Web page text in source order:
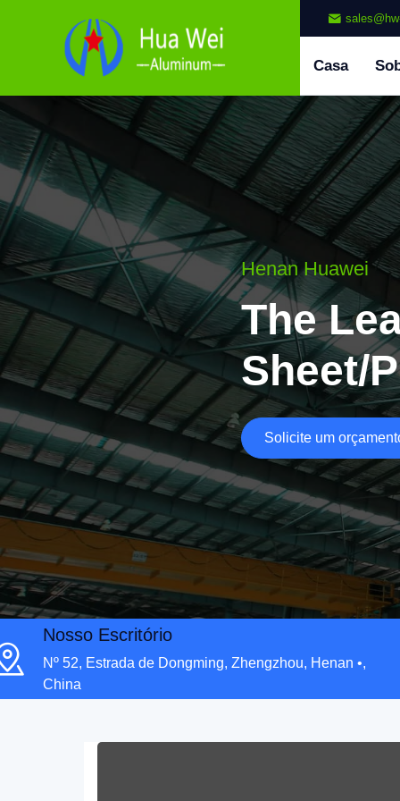
Casa
Henan Huawei
The
Sheet/
Solicite um
Nosso Escritório
Nº 52, Estrada de Dongming, Zhengzhou, Henan •,
China